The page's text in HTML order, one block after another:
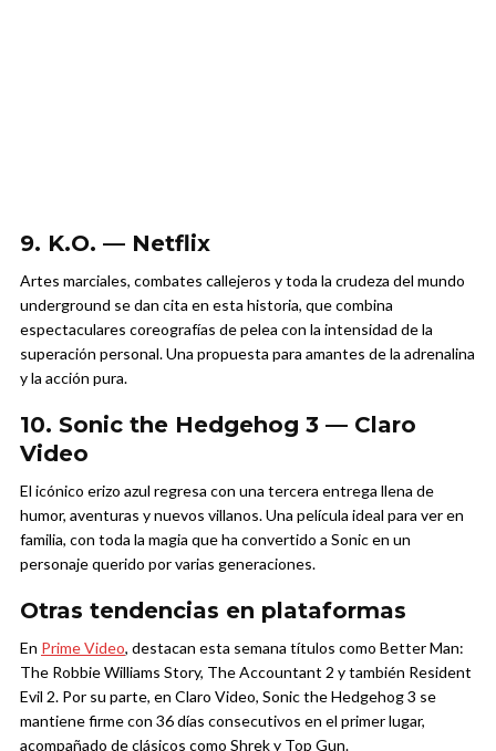
9. K.O. — Netflix
Artes marciales, combates callejeros y toda la crudeza del mundo
underground se dan cita en esta historia, que combina
espectaculares coreografías de pelea con la intensidad de la
superación personal. Una propuesta para amantes de la adrenalina
y la acción pura.
10. Sonic the Hedgehog 3 — Claro
Video
El icónico erizo azul regresa con una tercera entrega llena de
humor, aventuras y nuevos villanos. Una película ideal para ver en
familia, con toda la magia que ha convertido a Sonic en un
personaje querido por varias generaciones.
Otras tendencias en plataformas
En Prime Video, destacan esta semana títulos como Better Man:
The Robbie Williams Story, The Accountant 2 y también Resident
Evil 2. Por su parte, en Claro Video, Sonic the Hedgehog 3 se
mantiene firme con 36 días consecutivos en el primer lugar,
acompañado de clásicos como Shrek y Top Gun.